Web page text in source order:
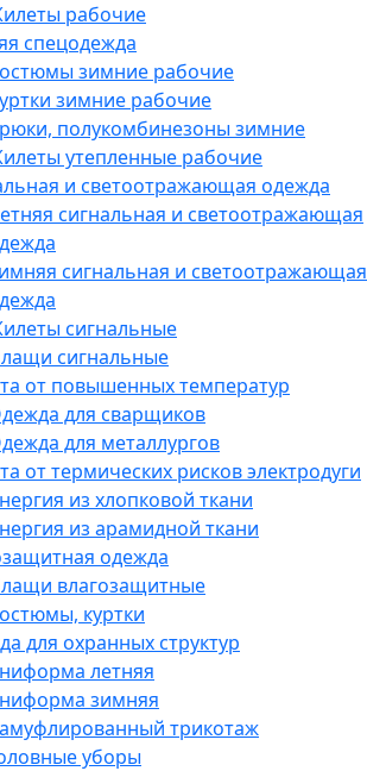
рабочие
спецодежда
зимние рабочие
зимние рабочие
полукомбинезоны зимние
утепленные рабочие
и светоотражающая одежда
сигнальная и светоотражающая
сигнальная и светоотражающая
сигнальные
сигнальные
от повышенных температур
для сварщиков
для металлургов
от термических рисков электродуги
из хлопковой ткани
из арамидной ткани
одежда
влагозащитные
куртки
для охранных структур
летняя
зимняя
трикотаж
уборы